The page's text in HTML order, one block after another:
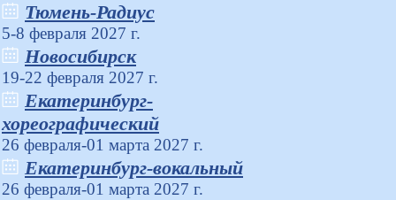
Тюмень-Радиус
5-8 февраля 2027 г.
Новосибирск
19-22 февраля 2027 г.
Екатеринбург-
хореографический
26 февраля-01 марта 2027 г.
Екатеринбург-вокальный
26 февраля-01 марта 2027 г.